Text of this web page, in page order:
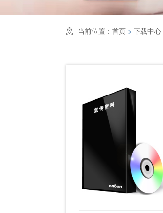
当前位置：首页 >下载中心